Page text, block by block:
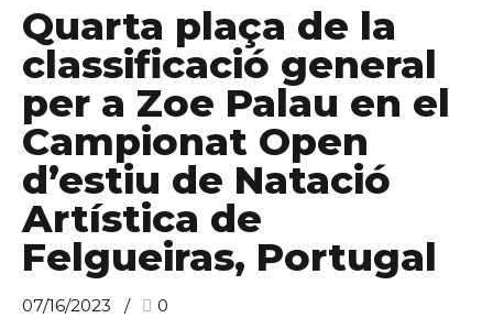
Quarta plaça de la
classificació general
per a Zoe Palau en el
Campionat Open
d’estiu de Natació
Artística de
Felgueiras, Portugal
07/16/2023 0